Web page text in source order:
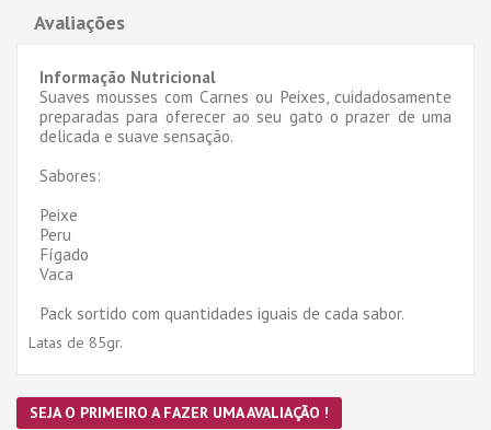
Avaliações
Informação Nutricional
Suaves mousses com Carnes ou Peixes, cuidadosamente
preparadas para oferecer ao seu gato o prazer de uma
delicada e suave sensação.
Sabores:
Peixe
Peru
Fígado
Vaca
Pack sortido com quantidades iguais de cada sabor.
Latas de 85gr.
SEJA O PRIMEIRO A FAZER UMA AVALIAÇÃO !